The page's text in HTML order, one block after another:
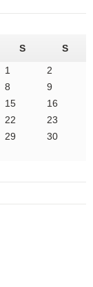
S
S
1
2
8
9
15
16
22
23
29
30